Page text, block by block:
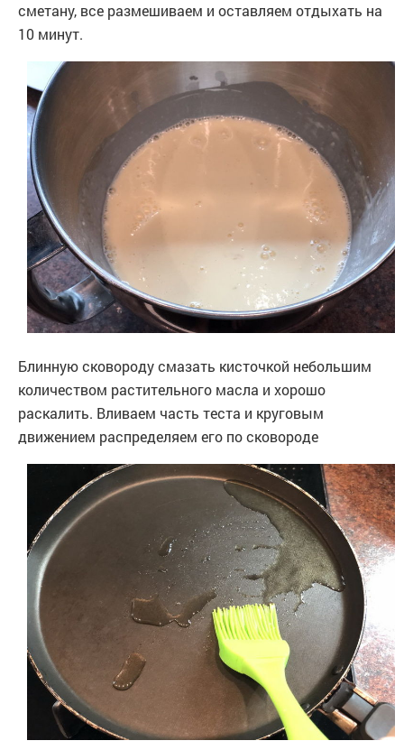
сметану, все размешиваем и оставляем отдыхать на
10 минут.
Блинную сковороду смазать кисточкой небольшим
количеством растительного масла и хорошо
раскалить. Вливаем часть теста и круговым
движением распределяем его по сковороде